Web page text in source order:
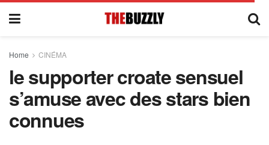
Home CINÉMA
le supporter croate sensuel
s’amuse avec des stars bien
connues